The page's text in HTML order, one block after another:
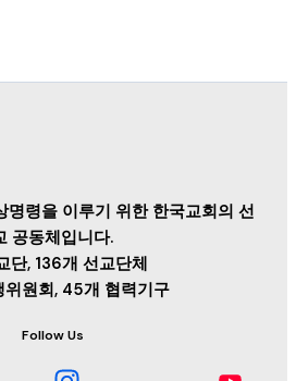
명령을 이루기 위한 한국교회의 선
공동체입니다.
단, 136개 선교단체
위원회, 45개 협력기구
Follow Us